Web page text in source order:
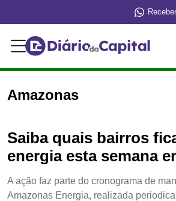
Amazonas
Saiba quais bairros
energia esta semana
A ação faz parte do cronograma de
Amazonas Energia, realizada